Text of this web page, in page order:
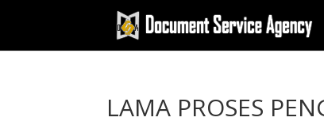
LAMA PROSES